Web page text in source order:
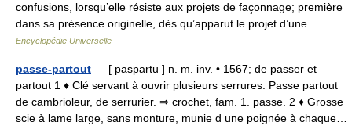
confusions, lorsqu’elle résiste aux projets de façonnage; première
dans sa présence originelle, dès qu’apparut le projet d’une… …
Encyclopédie Universelle
passe-partout — [ paspartu ] n. m. inv. • 1567; de passer et
partout 1 ♦ Clé servant à ouvrir plusieurs serrures. Passe partout
de cambrioleur, de serrurier. ⇒ crochet, fam. 1. passe. 2 ♦ Grosse
scie à lame large, sans monture, munie d une poignée à chaque…